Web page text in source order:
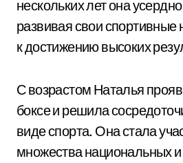
нескольких лет она
развивая свои спортивные
к достижению высоких
С возрастом Наталья
боксе и решила
виде спорта. Она стала
множества национальных